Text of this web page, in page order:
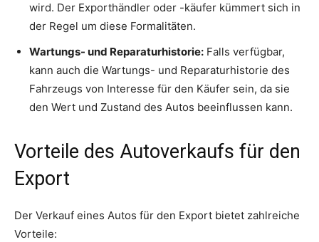
wird. Der Exporthändler oder -käufer kümmert sich in
der Regel um diese Formalitäten.
Wartungs- und Reparaturhistorie: Falls verfügbar,
kann auch die Wartungs- und Reparaturhistorie des
Fahrzeugs von Interesse für den Käufer sein, da sie
den Wert und Zustand des Autos beeinflussen kann.
Vorteile des Autoverkaufs für den
Export
Der Verkauf eines Autos für den Export bietet zahlreiche
Vorteile: